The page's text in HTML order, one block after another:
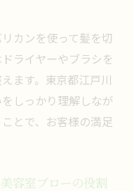
カンを使って髪を切
ライヤーやブラシを
ます。東京都江戸川
しっかり理解しなが
とで、お客様の満足
容室ブローの役割